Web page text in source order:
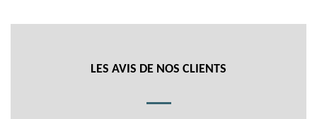
LES AVIS DE NOS CLIENTS